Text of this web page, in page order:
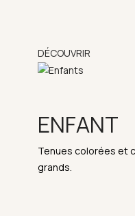
DÉCOUVRIR
ENFANT
Tenues colorées et
grands.